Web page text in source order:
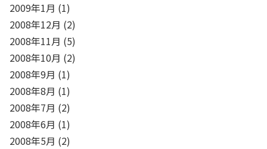
2009年1月 (1)
2008年12月 (2)
2008年11月 (5)
2008年10月 (2)
2008年9月 (1)
2008年8月 (1)
2008年7月 (2)
2008年6月 (1)
2008年5月 (2)